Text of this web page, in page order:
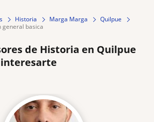
Historia Marga Marga
Quilpue
general basica
de Historia en Quilpue